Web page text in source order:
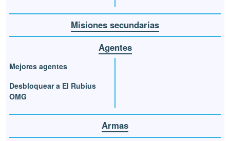
Misiones secundarias
Agentes
Mejores agentes
Desbloquear a El Rubius
OMG
Armas